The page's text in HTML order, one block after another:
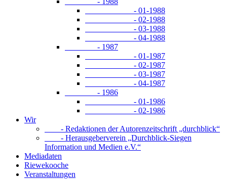
- 01-1988
- 02-1988
- 03-1988
- 04-1988
- 1987
- 01-1987
- 02-1987
- 03-1987
- 04-1987
- 1986
- 01-1986
- 02-1986
Wir
- Redaktionen der Autorenzeitschrift „durchblick“
- Herausgeberverein „Durchblick-Siegen
Information und Medien e.V.“
Mediadaten
Riewekooche
Veranstaltungen